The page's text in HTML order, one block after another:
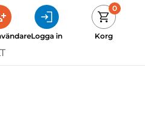
Logga in
0
Korg